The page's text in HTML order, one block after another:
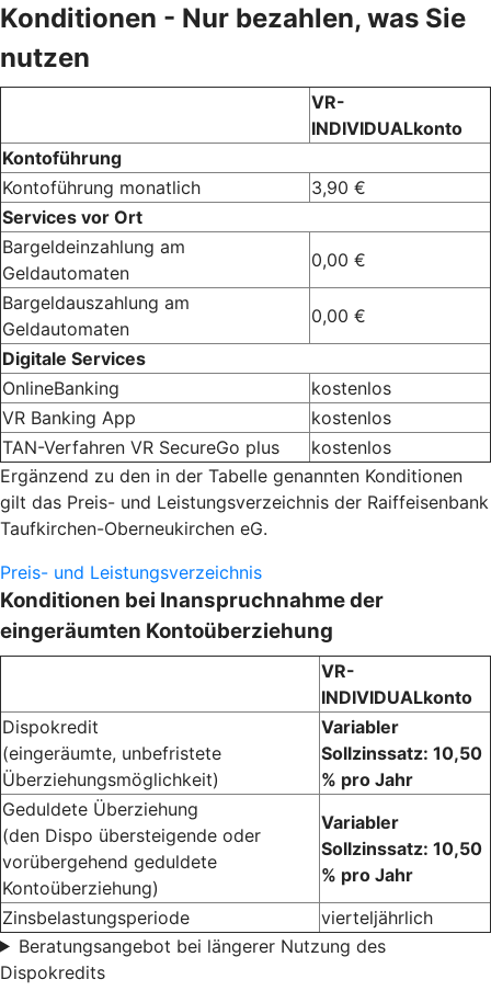
Konditionen - Nur bezahlen, was Sie
nutzen
VR-
INDIVIDUALkonto
Kontoführung
Kontoführung monatlich
3,90 €
Services vor Ort
Bargeldeinzahlung am
Geldautomaten
0,00 €
Bargeldauszahlung am
Geldautomaten
0,00 €
Digitale Services
OnlineBanking
kostenlos
VR Banking App
kostenlos
TAN-Verfahren VR SecureGo plus
kostenlos
Ergänzend zu den in der Tabelle genannten Konditionen
gilt das Preis- und Leistungsverzeichnis der Raiffeisenbank
Taufkirchen-Oberneukirchen eG.
Preis- und Leistungsverzeichnis
Konditionen bei Inanspruchnahme der
eingeräumten Kontoüberziehung
VR-
INDIVIDUALkonto
Dispokredit
(eingeräumte, unbefristete
Überziehungsmöglichkeit)
Variabler
Sollzinssatz: 10,50
% pro Jahr
Geduldete Überziehung
(den Dispo übersteigende oder
vorübergehend geduldete
Kontoüberziehung)
Variabler
Sollzinssatz: 10,50
% pro Jahr
Zinsbelastungsperiode
vierteljährlich
Beratungsangebot bei längerer Nutzung des
Dispokredits